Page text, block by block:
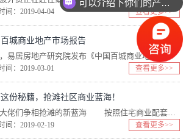
间：2019-04-04 查看更多>>
城商业地产市场报告
近日，易居房地产研究院发布《中国百城商业地产市场报告》。报告认为，2018年12月，易居研究院监测的100个城市商业地产成交面积为1575万平方米，环比增长18.0%，同比下降16.0%。...
间：2019-03-01 查看更多>>
份秘籍，抢滩社区商业蓝海！
房企大佬们争相抢滩的新蓝海 按照住宅商业配套的最低比例10%计算，2017年社区商业施工量约为5.36亿平方米。到2020年，国内社区服务市场规模或将达13.5万亿元，2030...
间：2019-02-19 查看更多>>